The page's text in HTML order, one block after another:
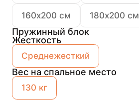
160х200 см 180х200 см
Пружинный блок
Жесткость
Среднежесткий
Вес на спальное место
130 кг